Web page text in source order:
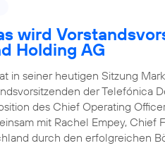
wird
Holding AG
in seiner heutigen Sitzung
der Telefónica
des Chief Operating
mit Rachel Empey, Chief
durch den erfolgreichen